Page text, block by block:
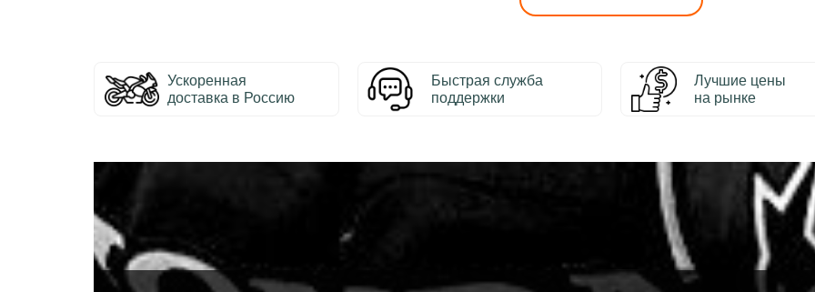
Ускоренная
доставка в Россию
Быстрая служба
поддержки
Лучшие цены
на рынке